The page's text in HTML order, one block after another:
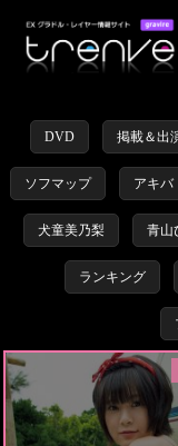
DVD 掲載＆出
ソフマップ アキバ
犬童美乃梨 青山
ランキング